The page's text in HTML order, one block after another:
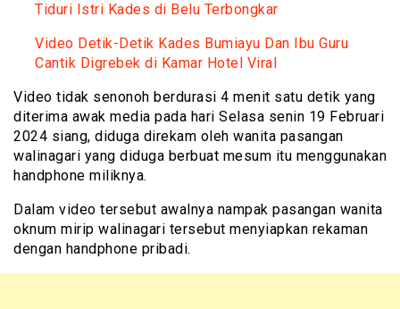
Tiduri Istri Kades di Belu Terbongkar
Video Detik-Detik Kades Bumiayu Dan Ibu Guru
Cantik Digrebek di Kamar Hotel Viral
Video tidak senonoh berdurasi 4 menit satu detik yang
diterima awak media pada hari Selasa senin 19 Februari
2024 siang, diduga direkam oleh wanita pasangan
walinagari yang diduga berbuat mesum itu menggunakan
handphone miliknya.
Dalam video tersebut awalnya nampak pasangan wanita
oknum mirip walinagari tersebut menyiapkan rekaman
dengan handphone pribadi.